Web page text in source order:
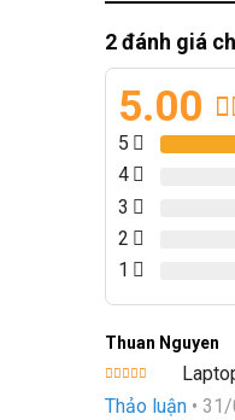
2 đánh giá
5.00
2
5
4
3
2
1
Thuan Nguyen
hạng55
Thảo luận •